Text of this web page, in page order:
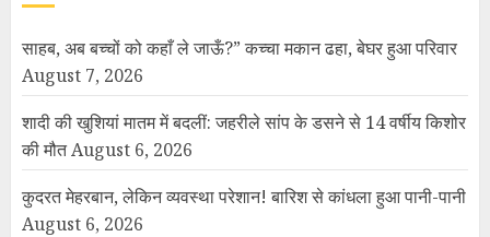
साहब, अब बच्चों को कहाँ ले जाऊँ?” कच्चा मकान ढहा, बेघर हुआ परिवार
August 7, 2026
शादी की खुशियां मातम में बदलीं: जहरीले सांप के डसने से 14 वर्षीय किशोर
की मौतAugust 6, 2026
कुदरत मेहरबान, लेकिन व्यवस्था परेशान! बारिश से कांधला हुआ पानी-पानी
August 6, 2026